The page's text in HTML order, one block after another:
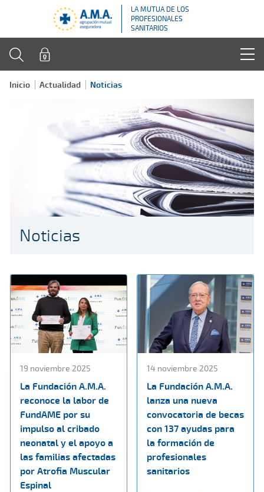
LA MUTUA DE LOS
PROFESIONALES
SANITARIOS
Inicio Actualidad Noticias
Noticias
19 noviembre 2025
La Fundación A.M.A.
reconoce la labor de
FundAME por su
impulso al cribado
neonatal y el apoyo a
las familias afectadas
por Atrofia Muscular
Espinal
14 noviembre 2025
La Fundación A.M.A.
lanza una nueva
convocatoria de becas
con 137 ayudas para
la formación de
profesionales
sanitarios